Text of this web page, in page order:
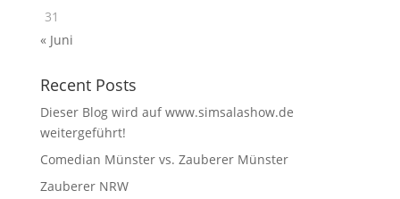
31
« Juni
Recent Posts
Dieser Blog wird auf www.simsalashow.de
weitergeführt!
Comedian Münster vs. Zauberer Münster
Zauberer NRW